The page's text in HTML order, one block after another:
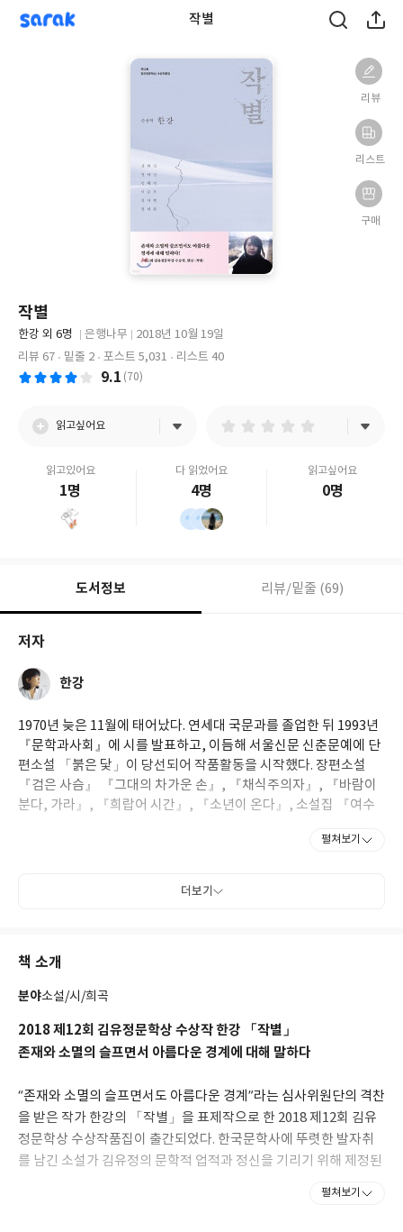
sarak 작별
리뷰
리스트
구매
작별
글
쓴
한강 외 6명
출
판
사
은행나무
출
판
일
2018년 10월 19일
리뷰 67
밑줄 2 포스트 5,031 리스트 40
9.1 (70)
읽고싶어요
읽고있어요
1명
다 읽었어요
4명
읽고싶어요
0명
도서정보 리뷰/밑줄 (69)
저자
한강
1970년 늦은 11월에 태어났다. 연세대 국문과를 졸업한 뒤 1993년
『문학과사회』에 시를 발표하고, 이듬해 서울신문 신춘문예에 단
편소설 「붉은 닻」이 당선되어 작품활동을 시작했다. 장편소설
『검은 사슴』 『그대의 차가운 손』, 『채식주의자』, 『바람이
분다, 가라』, 『희랍어 시간』, 『소년이 온다』, 소설집 『여수
저녁을 넣어 두었다』 등이 있다. 만해문학상, 황순원문학상, 동리
터내셔널상을 수상하며 인간의 폭력성과 존엄에 질문을 던지는 한
『소년이 온다』의 해외 번역 판권도 20개국에 팔리며 한국문학에
활기를 더해주고 있다. 2023년 소설 『작별하지 않는다』가 프랑스
4대 문학상 중 하나인 메디치 외국문학상 수상작으로 선정됐다.
2024년 한국 작가 최초로 노벨 문학상을 수상했으며 전미도서비평
년 전미도서비평가협회상을 수상했다.
펼쳐보기
더보기
책 소개
분야소설/시/희곡
2018 제12회 김유정문학상 수상작 한강 「작별」
존재와 소멸의 슬프면서 아름다운 경계에 대해 말하다
“존재와 소멸의 슬프면서도 아름다운 경계”라는 심사위원단의 격찬
을 받은 작가 한강의 「작별」을 표제작으로 한 2018 제12회 김유
정문학상 수상작품집이 출간되었다. 한국문학사에 뚜렷한 발자취
를 남긴 소설가 김유정의 문학적 업적과 정신을 기리기 위해 제정된
펼쳐보기